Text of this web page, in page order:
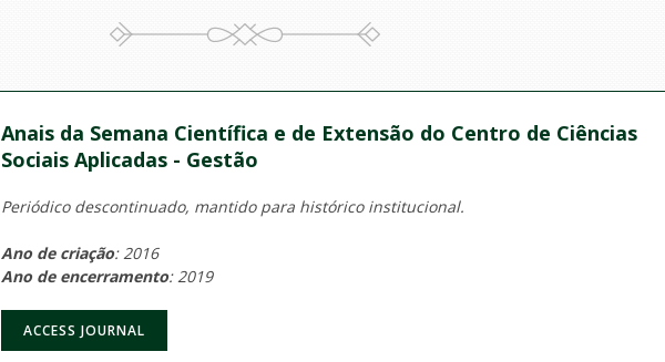
Anais da Semana Científica e de Extensão do Centro de Ciências
Sociais Aplicadas - Gestão
Periódico descontinuado, mantido para histórico institucional.
Ano de criação: 2016
Ano de encerramento: 2019
ACCESS JOURNAL